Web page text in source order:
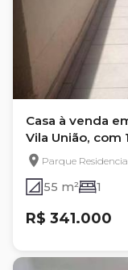
Casa à venda
Vila União, com
Parque
55 m² 1
R$ 341.000